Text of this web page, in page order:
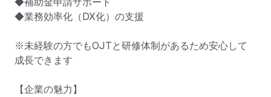
◆業務効率化（DX化）の支援
※未経験の方でもOJTと研修体制があるため安心して
成長できます
【企業の魅力】